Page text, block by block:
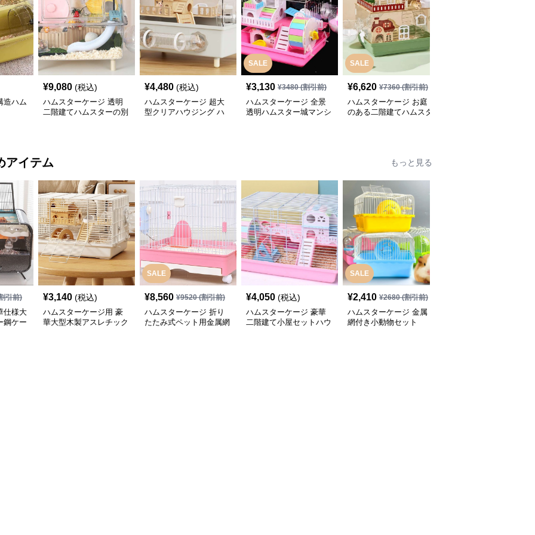
造ハム
¥9,080 (税込)
ハムスターケージ 透明
二階建てハムスターの別
¥4,480 (税込)
ハムスターケージ 超大
型クリアハウジング ハ
SALE
¥3,130 ¥3480(割引前)
ハムスターケージ 全景
透明ハムスター城マンシ
SALE
¥6,620 ¥7360(割引前)
ハムスターケージ お庭
のある二階建てハムスタ
アイテム もっと見る
引前)
仕様大
鋼ケー
¥3,140 (税込)
ハムスターケージ用 豪
華大型木製アスレチック
SALE
¥8,560 ¥9520(割引前)
ハムスターケージ 折り
たたみ式ペット用金属網
¥4,050 (税込)
ハムスターケージ 豪華
二階建て小屋セットハウ
SALE
¥2,410 ¥2680(割引前)
ハムスターケージ 金属
網付き小動物セット